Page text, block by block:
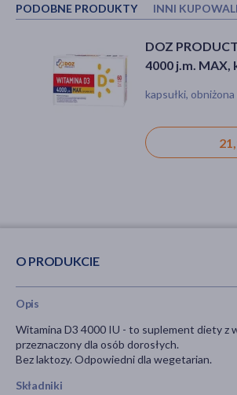
PODOBNE PRODUKTY INNI
DOZ
4000 j.m. MAX,
kapsułki,
DOZ Product
Complex,
tabletka,
O PRODUKCIE
Opis
Witamina D3 4000 IU - to suplement diety z
przeznaczony dla osób dorosłych.
Bez laktozy. Odpowiedni dla wegetarian.
Składniki